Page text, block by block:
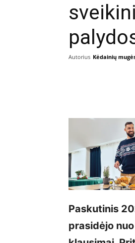
Autorius Kėdainių
Paskutinis
prasidėjo